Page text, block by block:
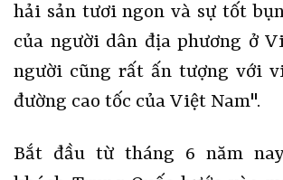
hải sản tươi ngon và sự tốt
của người dân địa phương ở
người cũng rất ấn tượng với
đường cao tốc của Việt Nam".
Bắt đầu từ tháng 6 năm